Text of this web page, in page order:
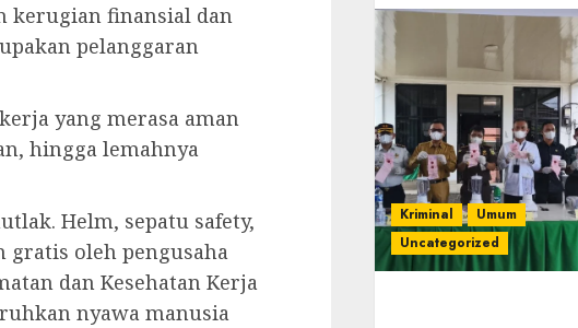
kerugian finansial dan
pelanggaran
yang merasa aman
hingga lemahnya
Helm, sepatu safety,
gratis oleh pengusaha
dan Kesehatan Kerja
nyawa manusia
Kriminal
Umum
Uncategorized